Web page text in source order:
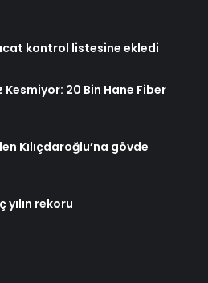
kontrol listesine ekledi
Kesmiyor: 20 Bin Hane Fiber
Kılıçdaroğlu’na gövde
yılın rekoru